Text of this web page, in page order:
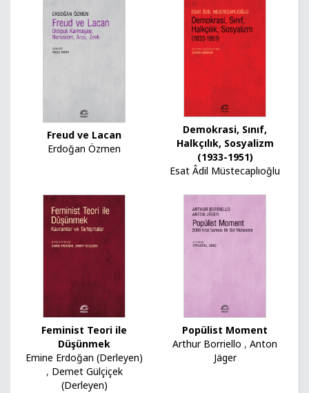
Freud ve Lacan
Erdoğan Özmen
Demokrasi, Sınıf,
Halkçılık, Sosyalizm
(1933-1951)
Esat Âdil Müstecaplıoğlu
Feminist Teori ile
Düşünmek
Emine Erdoğan (Derleyen)
, Demet Gülçiçek
(Derleyen)
Popülist Moment
Arthur Borriello , Anton
Jäger